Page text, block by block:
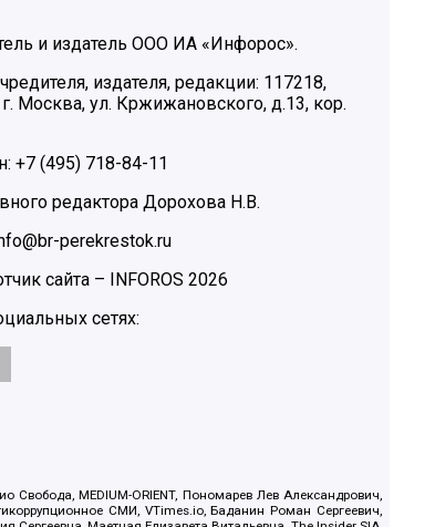
и издатель ООО ИА «Инфорос».
издателя, редакции: 117218,
г. Москва, ул. Кржижановского, д.13, кор.
+7 (495) 718-84-11
редактора Дорохова Н.В.
perekrestok.ru
сайта – INFOROS 2026
сетях:
MEDIUM-ORIENT, Пономарев Лев Александрович,
СМИ, VTimes.io, Баданин Роман Сергеевич,